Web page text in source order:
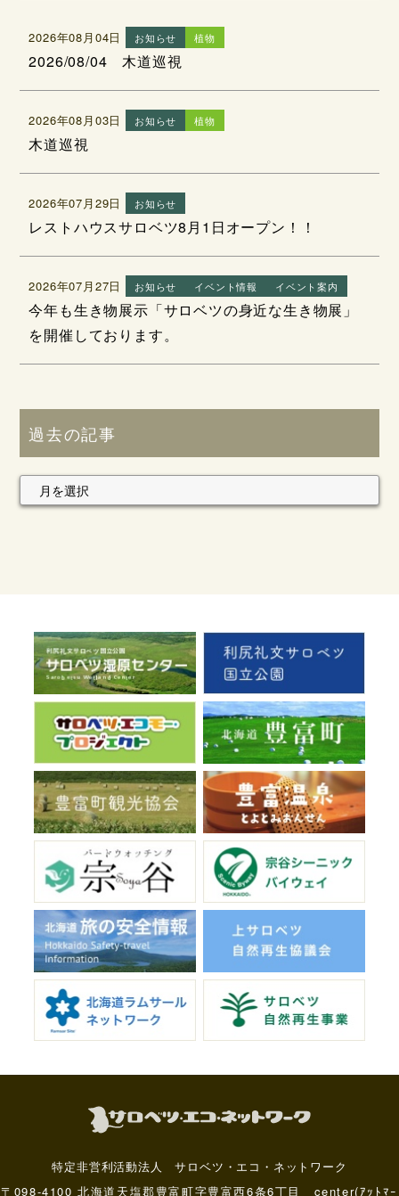
2026年08月04日 お知らせ 植物
2026/08/04 木道巡視
2026年08月03日 お知らせ 植物
木道巡視
2026年07月29日 お知らせ
レストハウスサロベツ8月1日オープン！！
2026年07月27日 お知らせ イベント情報 イベント案内
今年も生き物展示「サロベツの身近な生き物展」
を開催しております。
過去の記事
特定非営利活動法人 サロベツ・エコ・ネットワーク
〒098-4100 北海道天塩郡豊富町字豊富西6条6丁目 center(ｱｯﾄﾏｰ